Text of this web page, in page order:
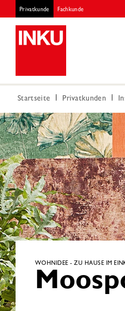
Privatkunde Fachkunde
Startseite Privatkunden
WOHNIDEE - ZU HAUSE IM